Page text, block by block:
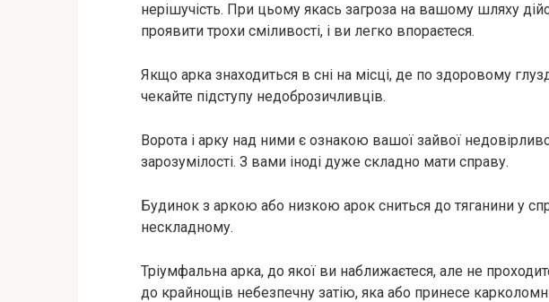
нерішучість. При цьому якась загроза на вашому шляху
проявити трохи сміливості, і ви легко впораєтеся.
Якщо арка знаходиться в сні на місці, де по здоровому
чекайте підступу недоброзичливців.
Ворота і арку над ними є ознакою вашої зайвої
зарозумілості. З вами іноді дуже складно мати справу.
Будинок з аркою або низкою арок сниться до тяганини у
нескладному.
Тріумфальна арка, до якої ви наближаєтеся, але не
до крайнощів небезпечну затію, яка або принесе